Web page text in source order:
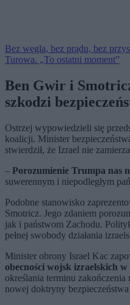
Bez węgla, bez prądu, bez
Turowa. „To ostatni moment”
Ben Gwir i
szkodzi
Ostrzej wypowiedzieli się
koalicji. Minister
stwierdził, że Izrael nie
– Porozumienie Trumpa nas
suwerennym i niepodległym
Podobne stanowisko
Smotricz. Jego zdaniem
jak i państwom Zachodu.
pełnej swobody działania
Minister obrony Israel Kac
obecności wojsk izraelskich
określania terminu zakończenia
nowej doktryny